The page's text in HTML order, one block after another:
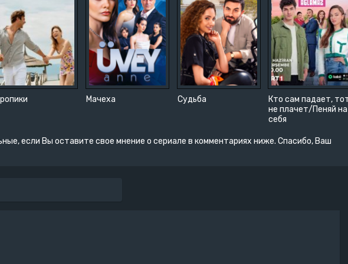
Мачеха Судьба
Кто сам падает,
не плачет/Пеняй на
себя
если Вы оставите свое мнение о сериале в комментариях ниже. Спасибо, Ваш